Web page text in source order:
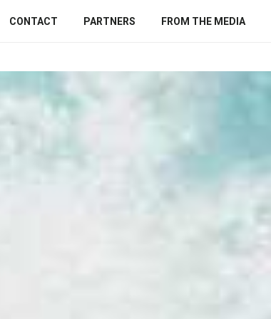
CONTACT PARTNERS FROM THE MEDIA